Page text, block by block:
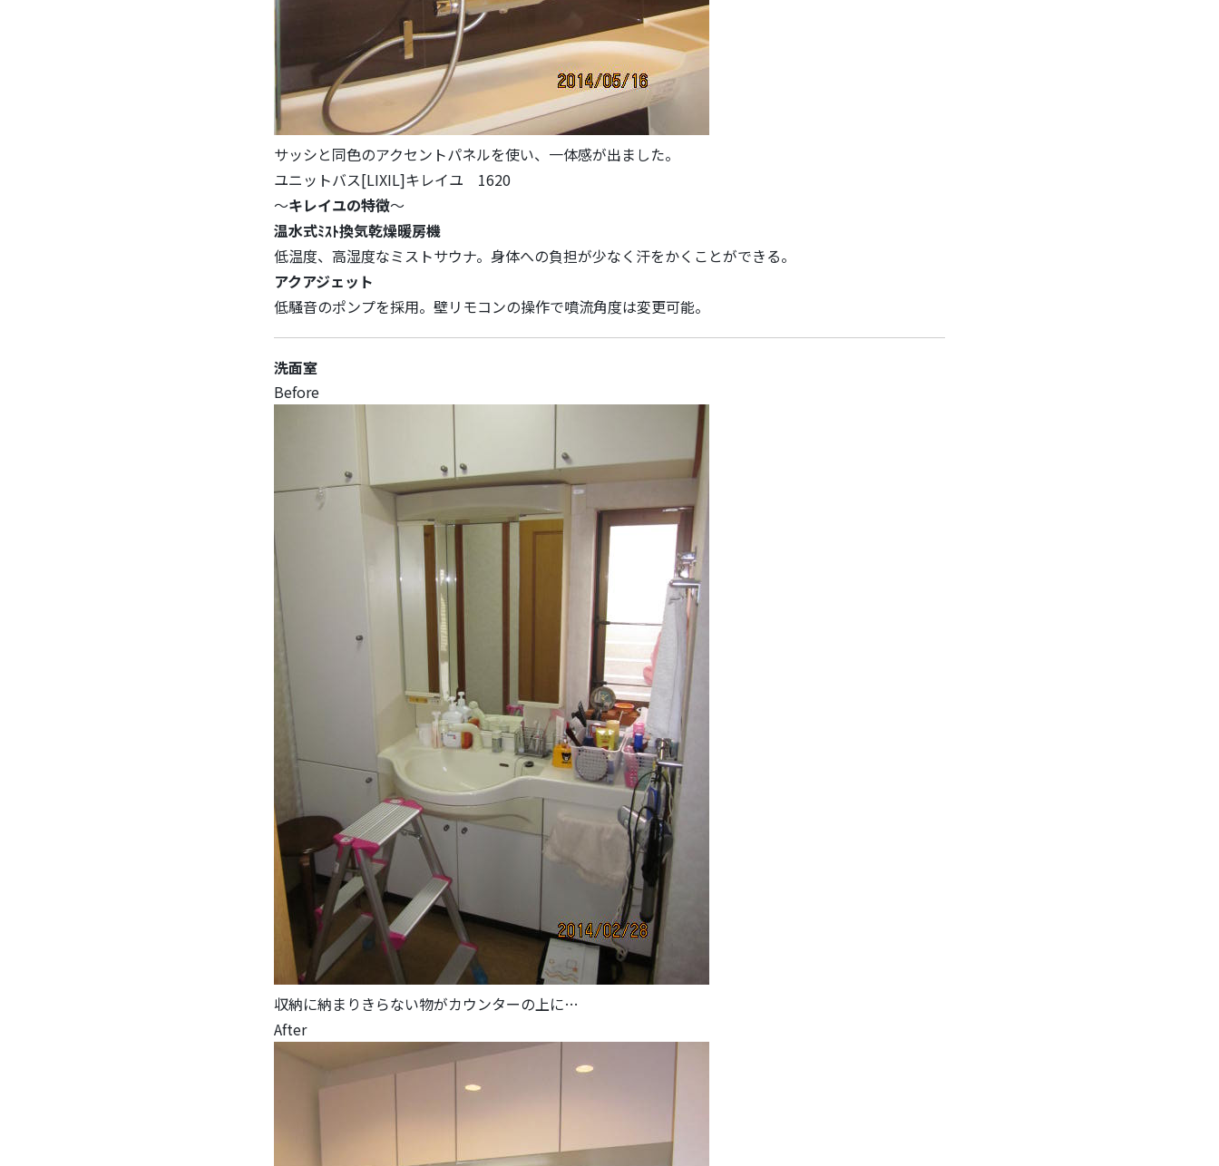
サッシと同色のアクセントパネルを使い、一体感が出ました。
ユニットバス[LIXIL]キレイユ 1620
～キレイユの特徴～
温水式ﾐｽﾄ換気乾燥暖房機
低温度、高湿度なミストサウナ。身体への負担が少なく汗をかくことができる。
アクアジェット
低騒音のポンプを採用。壁リモコンの操作で噴流角度は変更可能。
洗面室
Before
収納に納まりきらない物がカウンターの上に…
After